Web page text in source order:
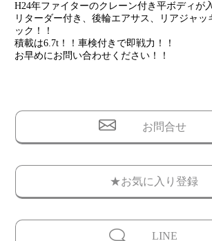
H24年ファイターのクレーン付き平ボディが
リターダー付き、後輪エアサス、リアジャッ
ック！！
積載は6.7t！！車検付きで即戦力！！
お早めにお問い合わせください！！
お問合せ
★お気に入り登録
LINE